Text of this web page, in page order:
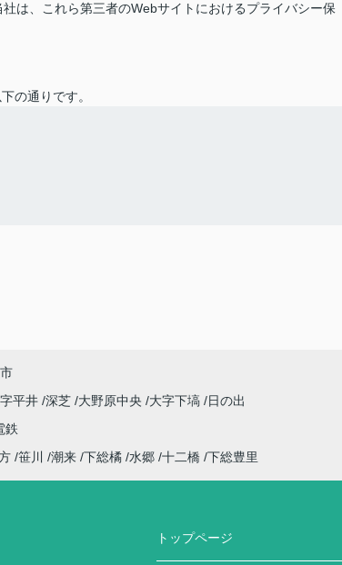
は、これら第三者のWebサイトにおけるプライバシー保
の通りです。
平井 深芝 大野原中央 大字下塙
日の出
鉄
笹川 潮来 下総橘 水郷 十二橋 下総豊里
トップページ